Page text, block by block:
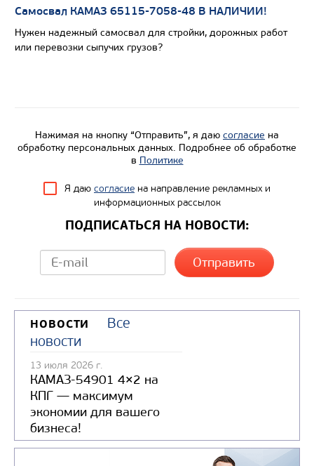
Цена по запросу
Производитель
Направление разгрузки
Колесная формула
Узнать цену
Самосвал КАМАЗ 65115-7058-48 В НАЛИЧИИ!
Нужен надежный самосвал для стройки, дорожных работ
или перевозки сыпучих грузов?
Нажимая на кнопку “Отправить”, я даю согласие на
обработку персональных данных. Подробнее об обработке
в Политике
Я даю согласие на направление рекламных и
информационных рассылок
ПОДПИСАТЬСЯ НА НОВОСТИ:
НОВОСТИ
Все
новости
13 июля 2026 г.
КАМАЗ-54901 4×2 на
КПГ — максимум
экономии для вашего
бизнеса!